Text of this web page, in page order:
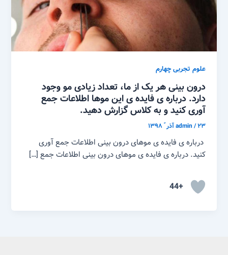
علوم تجربی چهارم
درون بینی هر یک از ما، تعداد زیادی مو وجود
دارد. درباره ی فایده ی این موها اطلاعات جمع
آوری کنید و به کلاس گزارش دهید.
admin/۲۳ آذر ّ ۱۳۹۸
درباره ی فایده ی موهای درون بینی اطلاعات جمع آوری
کنید. درباره ی فایده ی موهای درون بینی اطلاعات جمع […]
+44